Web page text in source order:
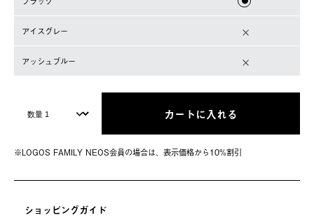
アイスグレー
アッシュブルー
カートに入れる
※LOGOS FAMILY NEOS会員の場合は、表⽰価格から10%割引
ショッピングガイド